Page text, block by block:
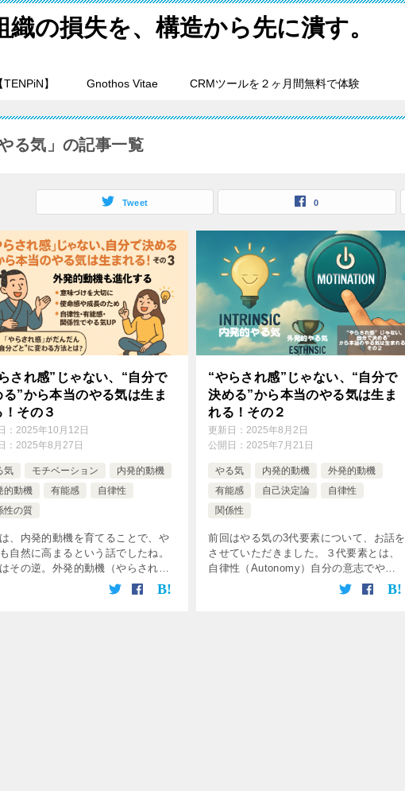
織の損失を、構造から先に潰す。
】 Gnothos Vitae CRMツールを２ヶ月間無料で体験
やる気」の記事一覧
Tweet 0
され感”じゃない、“自分で
る”から本当のやる気は生ま
！その３
： 2025年10月12日
： 2025年8月27日
気 モチベーション
内発的動機
的動機
有能感
自律性
性の質
、内発的動機を育てることで、や
自然に高まるという話でしたね。
その逆。外発的動機（やらされ
でも、育て方次第でやる気はアップ
る！というお話です。 外発的動機づ
“やらされ感”じゃない、“自分で
決める”から本当のやる気は生ま
れる！その２
更新日：2025年8月2日
公開日：2025年7月21日
やる気 内発的動機
外発的動機
有能感
自己決定論
自律性
関係性
前回はやる気の3代要素について、お話を
させていただきました。３代要素とは、
自律性（Autonomy）自分の意志でやり
（Competence）「できた！」という感